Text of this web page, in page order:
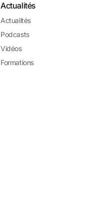
Actualités
Actualités
Podcasts
Vidéos
Formations